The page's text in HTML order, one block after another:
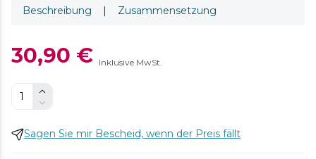
Beschreibung | Zusammensetzung
30,90 € Inklusive MwSt.
Sagen Sie mir Bescheid, wenn der Preis fällt